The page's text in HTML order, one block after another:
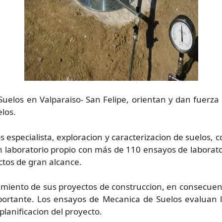
en Valparaiso- San Felipe, orientan y dan
especialista, exploracion y caracterizacion de suelos,
laboratorio propio con más de 110 ensayos de
de gran alcance.
de sus proyectos de construccion, en
Los ensayos de Mecanica de Suelos
del proyecto.